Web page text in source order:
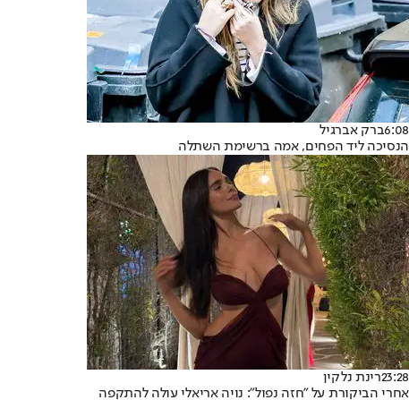
6:08ברק אברגיל
הנסיכה ליד הפחים, אמה ברשימת השתלה
23:28רינת נלקין
אחרי הביקורת על "חזה נפול": נויה אריאלי עולה להתקפה